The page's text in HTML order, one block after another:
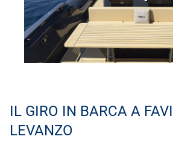
IL GIRO IN BARCA A
LEVANZO